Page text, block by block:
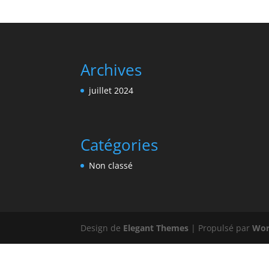
Archives
juillet 2024
Catégories
Non classé
Design de Elegant Themes | Propulsé par